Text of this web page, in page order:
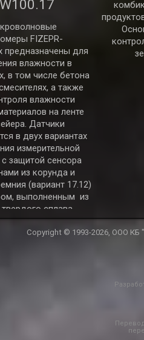
FIZEPR-
предназначены для
влажности в
в том числе бетона
а также
влажности
на ленте
Датчики
в двух вариантах
измерительной
с защитой сенсора
из корунда и
(вариант 17.12)
выполненным из
сплава
17.8 и 17.85).
Copyright © 1993-2026, ООО КБ